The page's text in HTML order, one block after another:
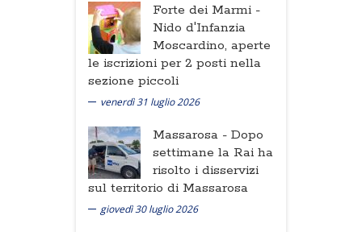
Forte dei Marmi -
Nido d'Infanzia
Moscardino, aperte
le iscrizioni per 2 posti nella
sezione piccoli
venerdì 31 luglio 2026
Massarosa - Dopo
settimane la Rai ha
risolto i disservizi
sul territorio di Massarosa
giovedì 30 luglio 2026